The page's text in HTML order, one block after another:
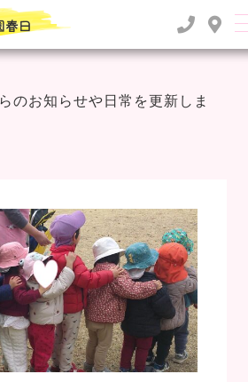
のお知らせや日常を更新しま